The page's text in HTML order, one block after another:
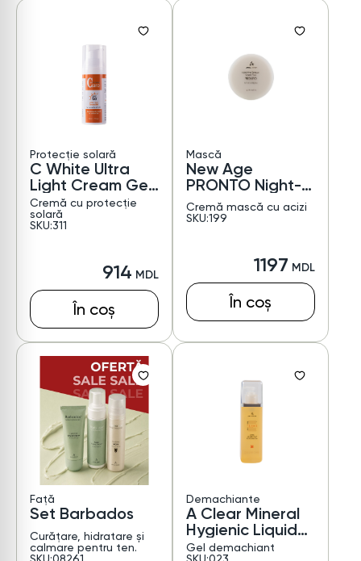
Protecție solară
C White Ultra
Light Cream Gel
SPF 50
Cremă cu protecție
solară
SKU:311
914
În coș
Mască
New Age
PRONTO Night-
time Renewal
Cream-Mask
Cremă mască cu acizi
SKU:199
1197
În coș
Față
Set Barbados
Curățare, hidratare și
calmare pentru ten.
Demachiante
A Clear Mineral
Hygienic Liquid
Soap
Gel demachiant